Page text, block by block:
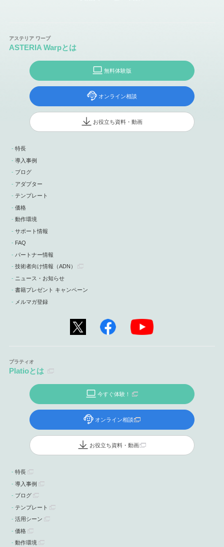
ASTERIA Warpとは
無料体験版
オンライン相談
お役立ち資料・動画
特長
導入事例
ブログ
アダプター
テンプレート
価格
動作環境
サポート情報
FAQ
パートナー情報
技術者向け情報 （ADN）
ニュース・お知らせ
書籍プレゼント キャンペーン
メルマガ登録
Platioとは
今すぐ体験！
オンライン相談
お役立ち資料・動画
特長
導入事例
ブログ
テンプレート
活用シーン
価格
動作環境